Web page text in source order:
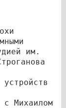
им.
с Михаилом